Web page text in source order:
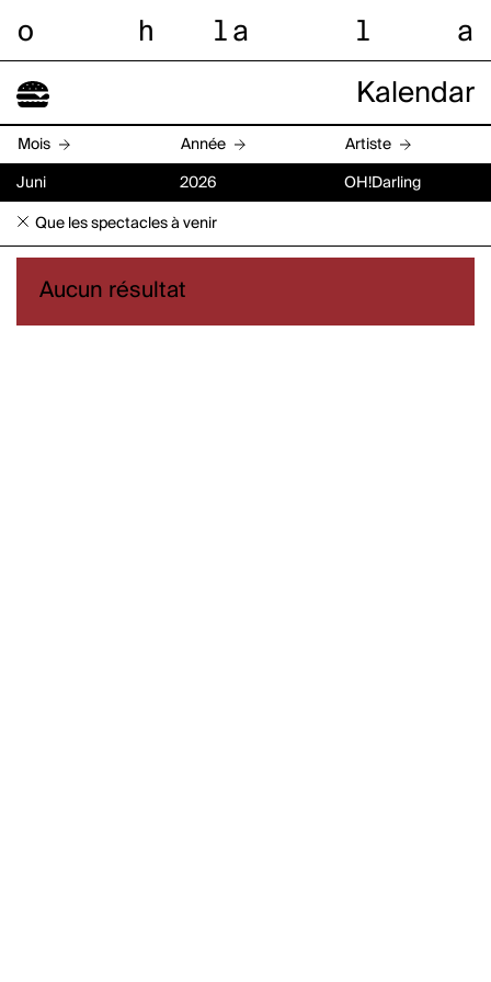
o h l a l a
Kalendar
Mois Année Artiste
Juni 2026 OH!Darling
Que les spectacles à venir
Aucun résultat